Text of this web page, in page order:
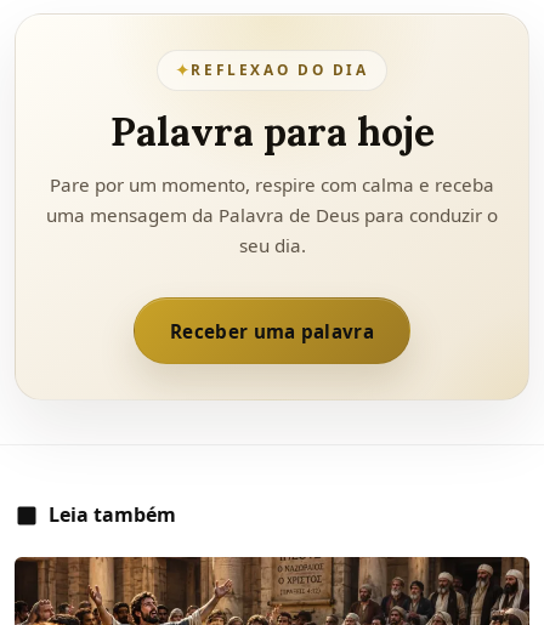
✦REFLEXAO DO DIA
Palavra para hoje
Pare por um momento, respire com calma e receba
uma mensagem da Palavra de Deus para conduzir o
seu dia.
Receber uma palavra
Leia também